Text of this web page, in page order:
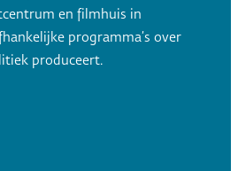
en filmhuis in
programma’s over
produceert.